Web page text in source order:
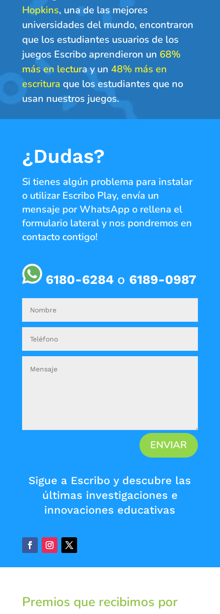
Hopkins, una de las mejores
universidades del mundo, encontraron
que los estudiantes usuarios de los
juegos Escribo aprendieron un 68%
más en lectura y un 48% más en
escritura que los estudiantes que no
usan nuestros juegos.
¿Dudas?
Si tienes algún problema para instalar
o utilizar Escribo Play, envía un
mensaje por WhatsApp o rellena el
formulario lateral y nos pondremos en
contacto contigo!
6180-6284 o 6189-0987
ENVIAR
Sigue a Escribo y descubre las
últimas investigaciones e
innovaciones educativas
Premios que recibimos por